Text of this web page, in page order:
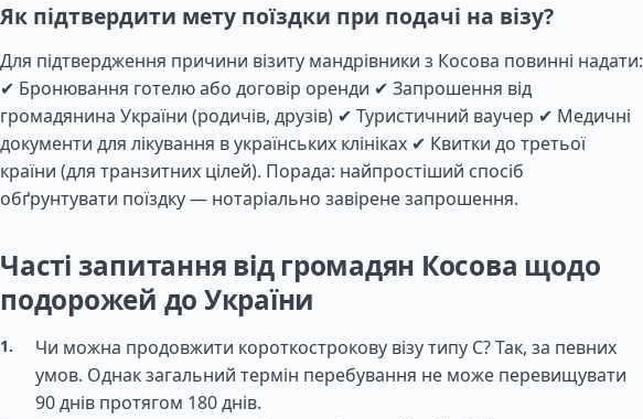
Як підтвердити мету поїздки при подачі на візу?
Для підтвердження причини візиту мандрівники з Косова повинні надати:
✔ Бронювання готелю або договір оренди ✔ Запрошення від
громадянина України (родичів, друзів) ✔ Туристичний ваучер ✔ Медичні
документи для лікування в українських клініках ✔ Квитки до третьої
країни (для транзитних цілей). Порада: найпростіший спосіб
обґрунтувати поїздку — нотаріально завірене запрошення.
Часті запитання від громадян Косова щодо
подорожей до України
Чи можна продовжити короткострокову візу типу C? Так, за певних
умов. Однак загальний термін перебування не може перевищувати
90 днів протягом 180 днів.